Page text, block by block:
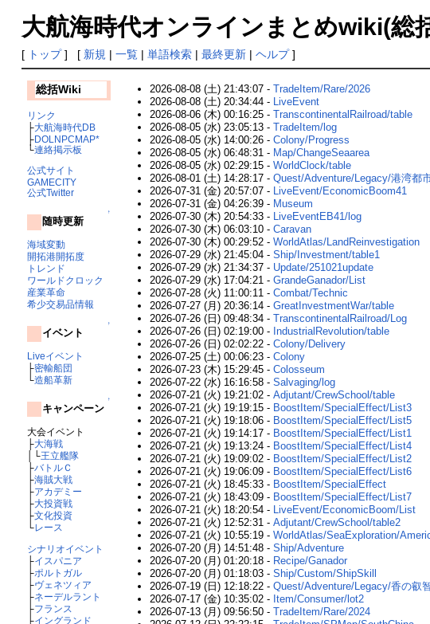
大航海時代オンラインまとめwiki(総
[ トップ] [ 新規 | 一覧| 単語検索| 最終更新| ヘルプ]
総括Wiki
リンク
├大航海時代DB
├DOLNPCMAP*
└連絡掲示板
公式サイト
GAMECITY
公式Twitter
↑
随時更新
海域変動
開拓港開拓度
トレンド
ワールドクロック
産業革命
希少交易品情報
↑
イベント
Liveイベント
├密輸船団
└造船革新
↑
キャンペーン
大会イベント
├大海戦
│└王立艦隊
├バトルＣ
├海賊大戦
├アカデミー
├大投資戦
├文化投資
└レース
シナリオイベント
├イスパニア
├ポルトガル
├ヴェネツィア
├ネーデルラント
├フランス
├イングランド
2026-08-08 (土) 21:43:07 -TradeItem/Rare/2026
2026-08-08 (土) 20:34:44 -
LiveEvent
2026-08-06 (木) 00:16:25 -TranscontinentalRailroad/table
2026-08-05 (水) 23:05:13 -TradeItem/log
2026-08-05 (水) 14:00:26 -Colony/Progress
2026-08-05 (水) 06:48:31 - Map/ChangeSeaarea
2026-08-05 (水) 02:29:15 -WorldClock/table
2026-08-01 (土) 14:28:17 -Quest/Adventure/Legacy/港湾都
2026-07-31 (金) 20:57:07 -
LiveEvent/EconomicBoom41
2026-07-31 (金) 04:26:39 - Museum
2026-07-30 (木) 20:54:33 -
LiveEventEB41/log
2026-07-30 (木) 06:03:10 -Caravan
2026-07-30 (木) 00:29:52 -WorldAtlas/LandReinvestigation
2026-07-29 (水) 21:45:04 -Ship/Investment/table1
2026-07-29 (水) 21:34:37 - Update/251021update
2026-07-29 (水) 17:04:21 -GrandeGanador/List
2026-07-28 (火) 11:00:11 -Combat/Technic
2026-07-27 (月) 20:36:14 -GreatInvestmentWar/table
2026-07-26 (日) 09:48:34 -TranscontinentalRailroad/Log
2026-07-26 (日) 02:19:00 - IndustrialRevolution/table
2026-07-26 (日) 02:02:22 -Colony/Delivery
2026-07-25 (土) 00:06:23 -Colony
2026-07-23 (木) 15:29:45 -Colosseum
2026-07-22 (水) 16:16:58 -Salvaging/log
2026-07-21 (火) 19:21:02 -Adjutant/CrewSchool/table
2026-07-21 (火) 19:19:15 - BoostItem/SpecialEffect/List3
2026-07-21 (火) 19:18:06 - BoostItem/SpecialEffect/List5
2026-07-21 (火) 19:14:17 - BoostItem/SpecialEffect/List1
2026-07-21 (火) 19:13:24 - BoostItem/SpecialEffect/List4
2026-07-21 (火) 19:09:02 - BoostItem/SpecialEffect/List2
2026-07-21 (火) 19:06:09 - BoostItem/SpecialEffect/List6
2026-07-21 (火) 18:45:33 - BoostItem/SpecialEffect
2026-07-21 (火) 18:43:09 - BoostItem/SpecialEffect/List7
2026-07-21 (火) 18:20:54 -
LiveEvent/EconomicBoom/List
2026-07-21 (火) 12:52:31 -Adjutant/CrewSchool/table2
2026-07-21 (火) 10:55:19 -WorldAtlas/SeaExploration/
2026-07-20 (月) 14:51:48 -Ship/Adventure
2026-07-20 (月) 01:20:18 - Recipe/Ganador
2026-07-20 (月) 01:18:03 -Ship/Custom/ShipSkill
2026-07-19 (日) 12:18:22 -Quest/Adventure/Legacy/香の叡
2026-07-17 (金) 10:35:02 - Item/Consumer/lot2
2026-07-13 (月) 09:56:50 -TradeItem/Rare/2024